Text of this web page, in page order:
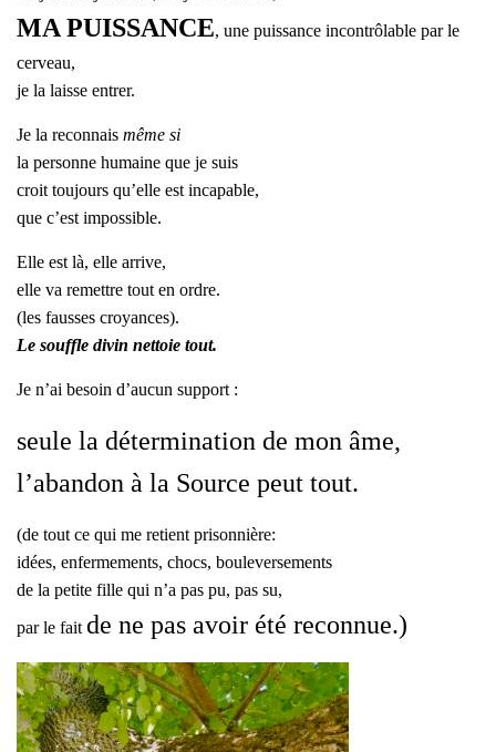
MA PUISSANCE, une puissance incontrôlable par le
cerveau,
je la laisse entrer.
Je la reconnais même si
la personne humaine que je suis
croit toujours qu’elle est incapable,
que c’est impossible.
Elle est là, elle arrive,
elle va remettre tout en ordre.
(les fausses croyances).
Le souffle divin nettoie tout.
Je n’ai besoin d’aucun support :
seule la détermination de mon âme,
l’abandon à la Source peut tout.
(de tout ce qui me retient prisonnière:
idées, enfermements, chocs, bouleversements
de la petite fille qui n’a pas pu, pas su,
par le faitde ne pas avoir été reconnue.)